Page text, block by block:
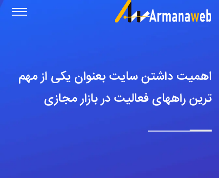
اهمیت داشتن سایت بعنوان یکی از مهم
ترین راههای فعالیت در بازار مجازی